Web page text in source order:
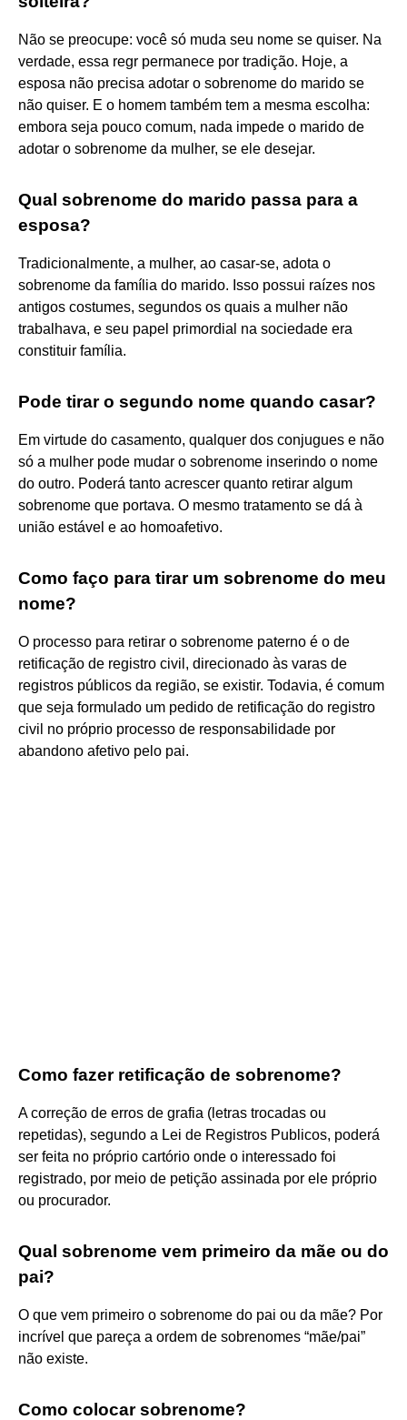
Não se preocupe: você só muda seu nome se quiser. Na
verdade, essa regr permanece por tradição. Hoje, a
esposa não precisa adotar o sobrenome do marido se
não quiser. E o homem também tem a mesma escolha:
embora seja pouco comum, nada impede o marido de
adotar o sobrenome da mulher, se ele desejar.
Qual sobrenome do marido passa para a
esposa?
Tradicionalmente, a mulher, ao casar-se, adota o
sobrenome da família do marido. Isso possui raízes nos
antigos costumes, segundos os quais a mulher não
trabalhava, e seu papel primordial na sociedade era
constituir família.
Pode tirar o segundo nome quando casar?
Em virtude do casamento, qualquer dos conjugues e não
só a mulher pode mudar o sobrenome inserindo o nome
do outro. Poderá tanto acrescer quanto retirar algum
sobrenome que portava. O mesmo tratamento se dá à
união estável e ao homoafetivo.
Como faço para tirar um sobrenome do meu
nome?
O processo para retirar o sobrenome paterno é o de
retificação de registro civil, direcionado às varas de
registros públicos da região, se existir. Todavia, é comum
que seja formulado um pedido de retificação do registro
civil no próprio processo de responsabilidade por
abandono afetivo pelo pai.
Como fazer retificação de sobrenome?
A correção de erros de grafia (letras trocadas ou
repetidas), segundo a Lei de Registros Publicos, poderá
ser feita no próprio cartório onde o interessado foi
registrado, por meio de petição assinada por ele próprio
ou procurador.
Qual sobrenome vem primeiro da mãe ou do
pai?
O que vem primeiro o sobrenome do pai ou da mãe? Por
incrível que pareça a ordem de sobrenomes “mãe/pai”
não existe.
Como colocar sobrenome?